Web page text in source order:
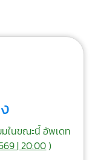
ในขณะนี้ อัพเดท
| 20:00)